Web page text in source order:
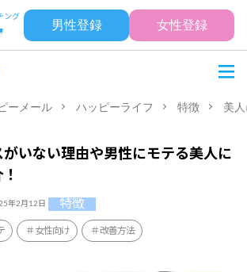
男性登録 女性登録
ーメール ハッピーライフ 特徴 美
いない理由や男性にモテる美人に
年2月12日 特徴
女性向け 改善方法